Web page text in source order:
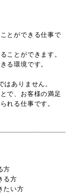
とができる仕事で
ことができます。
る環境です。
ありません。
で、お客様の満足
れる仕事です。
方
る方
たい方